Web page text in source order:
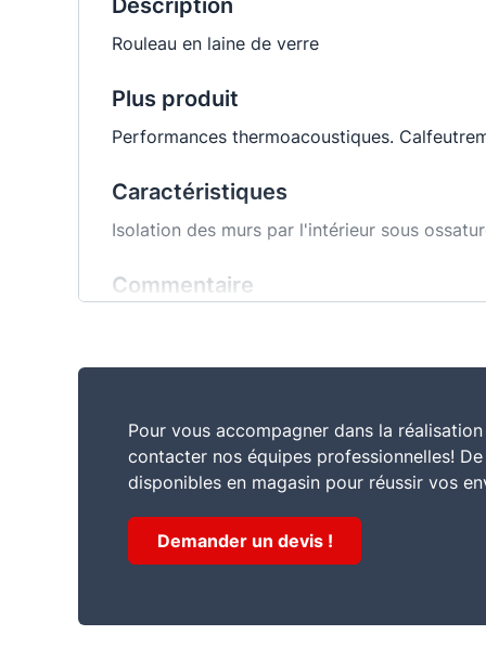
Description
Rouleau en laine de verre
Plus produit
Performances thermoacoustiques.
Caractéristiques
Isolation des murs par l'intérieur sous
Commentaire
Pour vous accompagner dans la
contacter nos équipes professionnelles!
disponibles en magasin pour réussir vos
Demander un devis !